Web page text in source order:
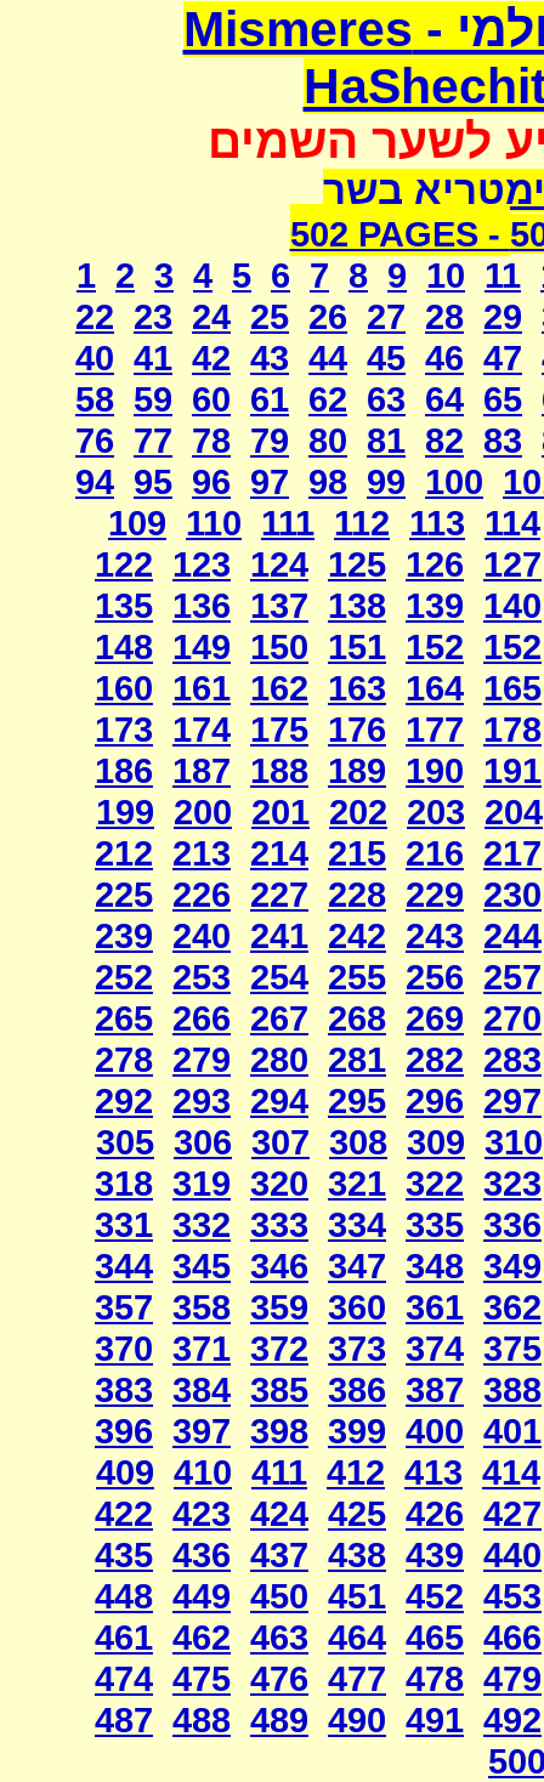
משמרת השחיטה העולמי - Mismeres
לשער השמים
בשר
502 PAGES -
1 2 3 4 5 6 7 8 9 10 11
22 23 24 25 26 27 28 29
40 41 42 43 44 45 46 47
58 59 60 61 62 63 64 65
76 77 78 79 80 81 82 83
94 95 96 97 98 99 100
109 110 111 112 113 114
122 123 124 125 126 127
135 136 137 138 139 140
148 149 150 151 152 152
160 161 162 163 164 165
173 174 175 176 177 178
186 187 188 189 190 191
199 200 201 202 203 204
212 213 214 215 216 217
225 226 227 228 229 230
239 240 241 242 243 244
252 253 254 255 256 257
265 266 267 268 269 270
278 279 280 281 282 283
292 293 294 295 296 297
305 306 307 308 309 310
318 319 320 321 322 323
331 332 333 334 335 336
344 345 346 347 348 349
357 358 359 360 361 362
370 371 372 373 374 375
383 384 385 386 387 388
396 397 398 399 400 401
409 410 411 412 413 414
422 423 424 425 426 427
435 436 437 438 439 440
448 449 450 451 452 453
461 462 463 464 465 466
474 475 476 477 478 479
487 488 489 490 491 492